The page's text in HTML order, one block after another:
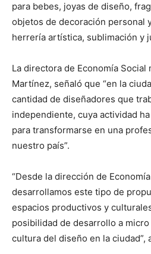
para bebes, joyas de diseño,
objetos de decoración personal
herrería artística, sublimación y
La directora de Economía Social
Martínez, señaló que “en la
cantidad de diseñadores que
independiente, cuya actividad
para transformarse en una
nuestro país”.
“Desde la dirección de
desarrollamos este tipo de
espacios productivos y
posibilidad de desarrollo a
cultura del diseño en la ciudad”,